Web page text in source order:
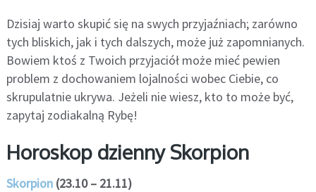
Dzisiaj warto skupić się na swych przyjaźniach; zarówno
tych bliskich, jak i tych dalszych, może już zapomnianych.
Bowiem ktoś z Twoich przyjaciół może mieć pewien
problem z dochowaniem lojalności wobec Ciebie, co
skrupulatnie ukrywa. Jeżeli nie wiesz, kto to może być,
zapytaj zodiakalną Rybę!
Horoskop dzienny Skorpion
Skorpion(23.10 – 21.11)